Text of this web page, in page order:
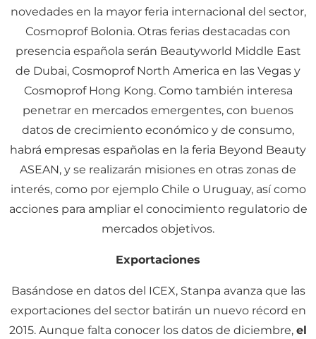
novedades en la mayor feria internacional del sector,
Cosmoprof Bolonia. Otras ferias destacadas con
presencia española serán Beautyworld Middle East
de Dubai, Cosmoprof North America en las Vegas y
Cosmoprof Hong Kong. Como también interesa
penetrar en mercados emergentes, con buenos
datos de crecimiento económico y de consumo,
habrá empresas españolas en la feria Beyond Beauty
ASEAN, y se realizarán misiones en otras zonas de
interés, como por ejemplo Chile o Uruguay, así como
acciones para ampliar el conocimiento regulatorio de
mercados objetivos.
Exportaciones
Basándose en datos del ICEX, Stanpa avanza que las
exportaciones del sector batirán un nuevo récord en
2015. Aunque falta conocer los datos de diciembre, el